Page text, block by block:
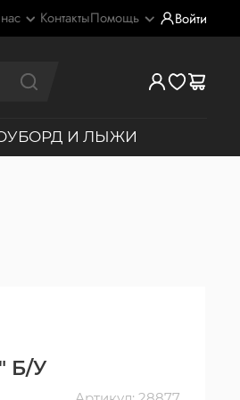
КонтактыПомощь Войти
И ЛЫЖИ
Б/У